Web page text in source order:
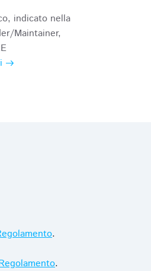
indicato nella
Maintainer,
.
.